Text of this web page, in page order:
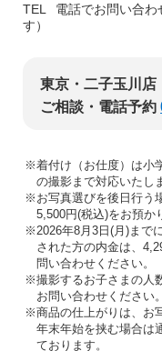
TEL
電話でお問い合わ
す）
東京・二子玉川店
ご相談・電話予約
※着付け（お仕度）は小
の撮影まで対応いたし
※お写真選びを後日行う
5,500円(税込)をお預か
※2026年8月3日(月)まで
された方の内金は、
問い合わせください。
※撮影するお子さまの人
お問い合わせください。
※商品の仕上がりは、お
年末年始を挟む場合は
ております。